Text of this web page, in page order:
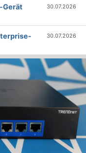
Gerät
30.07.2026
30.07.2026